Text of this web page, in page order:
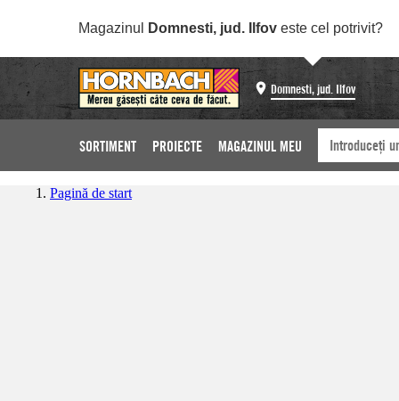
Magazinul Domnesti, jud. Ilfov este cel potrivit?
Domnesti, jud. Ilfov
SORTIMENT PROIECTE MAGAZINUL MEU
Pagină de start